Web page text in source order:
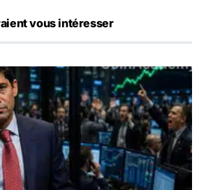
vous intéresser
: 23 000 postes détruits en juillet, les